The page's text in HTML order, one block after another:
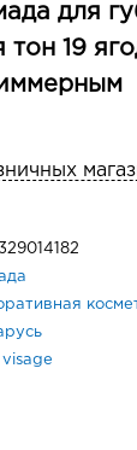
для
тон 19
visage